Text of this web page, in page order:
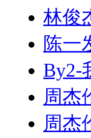
林俊
陈一
By2-
周杰
周杰